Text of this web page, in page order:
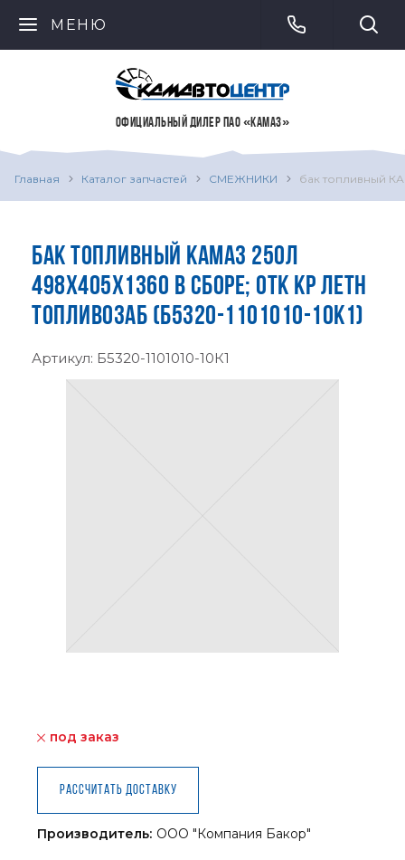
МЕНЮ
ОФИЦИАЛЬНЫЙ ДИЛЕР ПАО «КАМАЗ»
Главная Каталог запчастей СМЕЖНИКИ бак топливный
БАК ТОПЛИВНЫЙ КАМАЗ 250Л
498Х405Х1360 В СБОРЕ; ОТК КР ЛЕТН
ТОПЛИВОЗАБ (Б5320-1101010-10К1)
Артикул: Б5320-1101010-10К1
под заказ
Рассчитать доставку
Производитель: ООО "Компания Бакор"